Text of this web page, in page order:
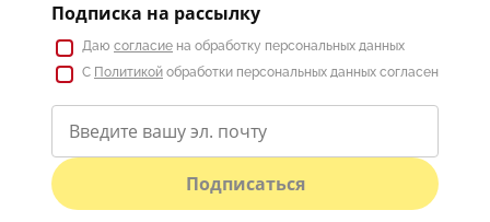
Подписка на рассылку
Даю согласие на обработку персональных данных
С Политикой обработки персональных данных согласен
Подписаться